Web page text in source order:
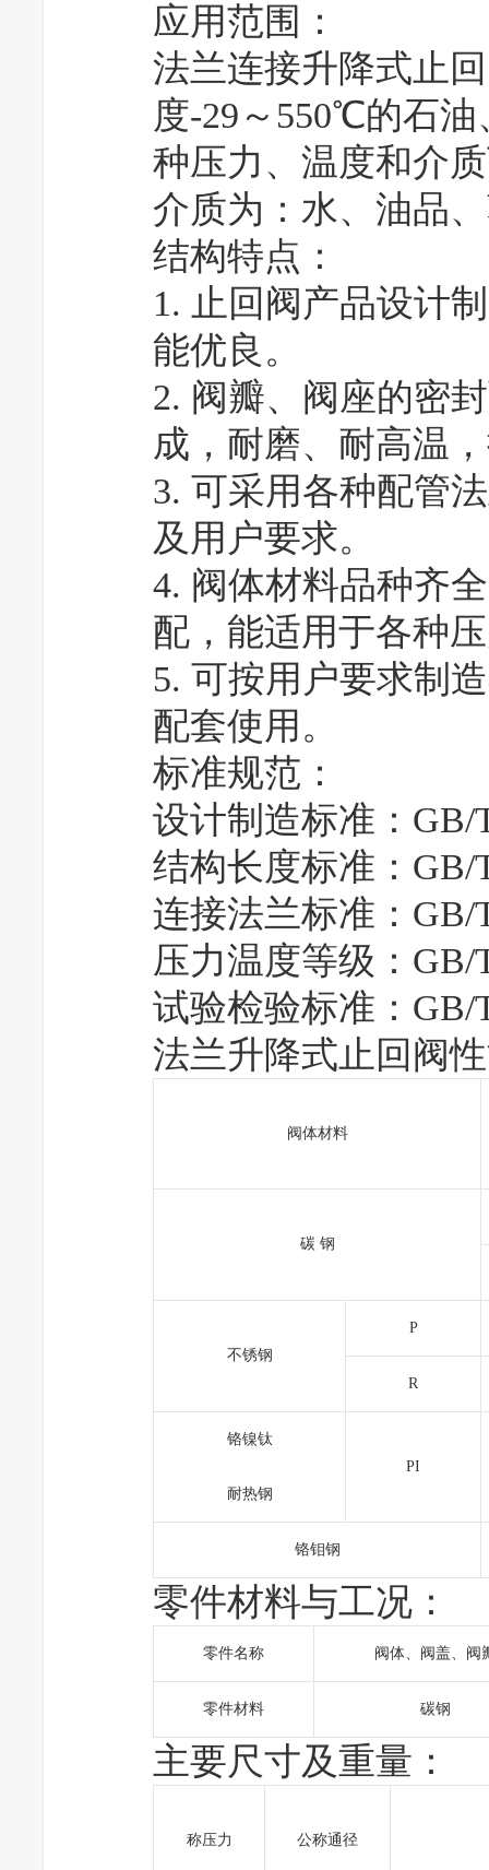
应用范围：
法兰连接升降式止
度-29～550℃的石
种压力、温度和介
介质为：水、油品
结构特点：
1. 止回阀产品设计
能优良。
2. 阀瓣、阀座的密
成，耐磨、耐高温
3. 可采用各种配管
及用户要求。
4. 阀体材料品种齐
配，能适用于各种
5. 可按用户要求制
配套使用。
标准规范：
设计制造标准：GB/
结构长度标准：GB/
连接法兰标准：GB/
压力温度等级：GB/
试验检验标准：GB/
法兰升降式止回阀
阀体材料
碳 钢
不锈钢
P
R
铬镍钛
耐热钢
PI
铬钼钢
零件材料与工况：
零件名称 阀体、阀盖、阀
零件材料 碳钢
主要尺寸及重量：
称压力 公称通径